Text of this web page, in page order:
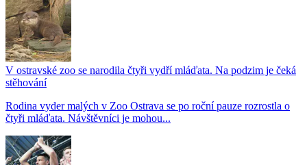
V ostravské zoo se narodila čtyři vydří mláďata. Na podzim je čeká
stěhování
Rodina vyder malých v Zoo Ostrava se po roční pauze rozrostla o
čtyři mláďata. Návštěvníci je mohou...